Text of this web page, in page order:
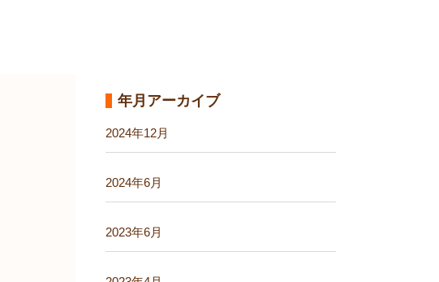
年月アーカイブ
2024年12月
2024年6月
2023年6月